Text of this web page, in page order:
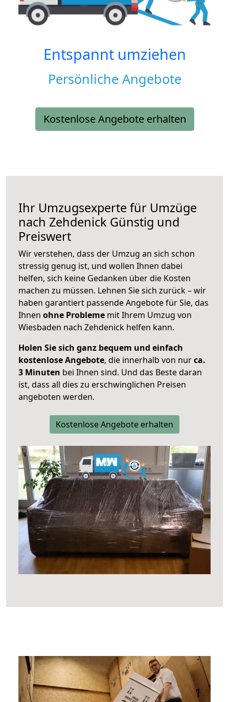
Entspannt umziehen
Persönliche Angebote
Kostenlose Angebote erhalten
Ihr Umzugsexperte für Umzüge
nach Zehdenick Günstig und
Preiswert
Wir verstehen, dass der Umzug an sich schon
stressig genug ist, und wollen Ihnen dabei
helfen, sich keine Gedanken über die Kosten
machen zu müssen. Lehnen Sie sich zurück – wir
haben garantiert passende Angebote für Sie, das
Ihnen ohne Probleme mit Ihrem Umzug von
Wiesbaden nach Zehdenick helfen kann.
Holen Sie sich ganz bequem und einfach
kostenlose Angebote, die innerhalb von nurca.
3 Minuten bei Ihnen sind. Und das Beste daran
ist, dass all dies zu erschwinglichen Preisen
angeboten werden.
Kostenlose Angebote erhalten